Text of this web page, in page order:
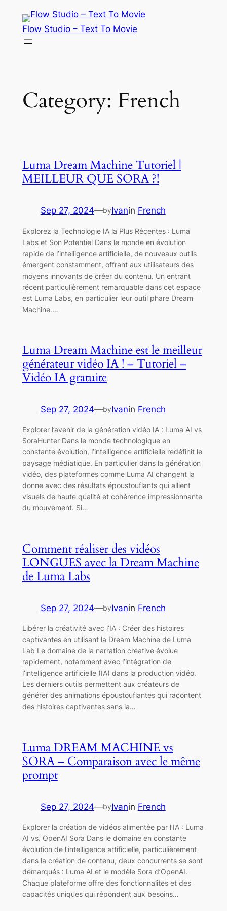
content
Flow Studio – Text To Movie
Category: French
Luma Dream Machine Tutoriel |
MEILLEUR QUE SORA ?!
Sep 27, 2024—byIvanin French
Explorez la Technologie IA la Plus Récentes : Luma
Labs et Son Potentiel Dans le monde en évolution
rapide de l’intelligence artificielle, de nouveaux outils
émergent constamment, offrant aux utilisateurs des
moyens innovants de créer du contenu. Un entrant
récent particulièrement remarquable dans cet espace
est Luma Labs, en particulier leur outil phare Dream
Machine.…
Luma Dream Machine est le meilleur
générateur vidéo IA ! – Tutoriel –
Vidéo IA gratuite
Sep 27, 2024—byIvanin French
Explorer l’avenir de la génération vidéo IA : Luma AI vs
SoraHunter Dans le monde technologique en
constante évolution, l’intelligence artificielle redéfinit le
paysage médiatique. En particulier dans la génération
vidéo, des plateformes comme Luma AI changent la
donne avec des résultats époustouflants qui allient
visuels de haute qualité et cohérence impressionnante
du mouvement. Si…
Comment réaliser des vidéos
LONGUES avec la Dream Machine
de Luma Labs
Sep 27, 2024—byIvanin French
Libérer la créativité avec l’IA : Créer des histoires
captivantes en utilisant la Dream Machine de Luma
Lab Le domaine de la narration créative évolue
rapidement, notamment avec l’intégration de
l’intelligence artificielle (IA) dans la production vidéo.
Les derniers outils permettent aux créateurs de
générer des animations époustouflantes qui racontent
des histoires captivantes sans la…
Luma DREAM MACHINE vs
SORA – Comparaison avec le même
prompt
Sep 27, 2024—byIvanin French
Explorer la création de vidéos alimentée par l’IA : Luma
AI vs. OpenAI Sora Dans le domaine en constante
évolution de l’intelligence artificielle, particulièrement
dans la création de contenu, deux concurrents se sont
démarqués : Luma AI et le modèle Sora d’OpenAI.
Chaque plateforme offre des fonctionnalités et des
capacités uniques qui répondent aux besoins…